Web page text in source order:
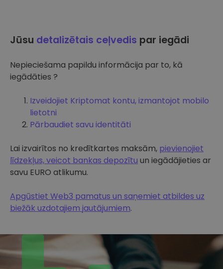
Jūsu detalizētais ceļvedis par iegādi
Nepieciešama papildu informācija par to, kā
iegādāties ?
Izveidojiet Kriptomat kontu, izmantojot mobilo
lietotni
Pārbaudiet savu identitāti
Lai izvairītos no kredītkartes maksām, pievienojiet
līdzekļus, veicot bankas depozītu un iegādājieties ar
savu EURO atlikumu.
Apgūstiet Web3 pamatus un saņemiet atbildes uz
biežāk uzdotajiem jautājumiem.